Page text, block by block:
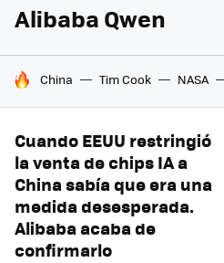
Alibaba Qwen
HOY SE HABLA DE
China Tim Cook NASA
Cuando EEUU restringió
la venta de chips IA a
China sabía que era una
medida desesperada.
Alibaba acaba de
confirmarlo